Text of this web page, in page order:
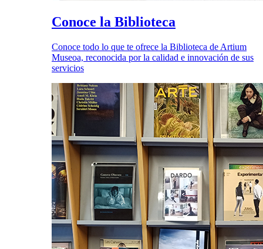
Conoce la Biblioteca
Conoce todo lo que te ofrece la Biblioteca de Artium
Museoa, reconocida por la calidad e innovación de sus
servicios